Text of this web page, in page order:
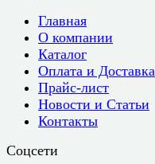
Главная
О компании
Каталог
Оплата и Доставка
Прайс-лист
Новости и Статьи
Контакты
Соцсети